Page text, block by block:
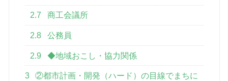
2.7 商工会議所
2.8 公務員
2.9 ◆地域おこし・協力関係
3
②都市計画・開発（ハード）の目線でまちに